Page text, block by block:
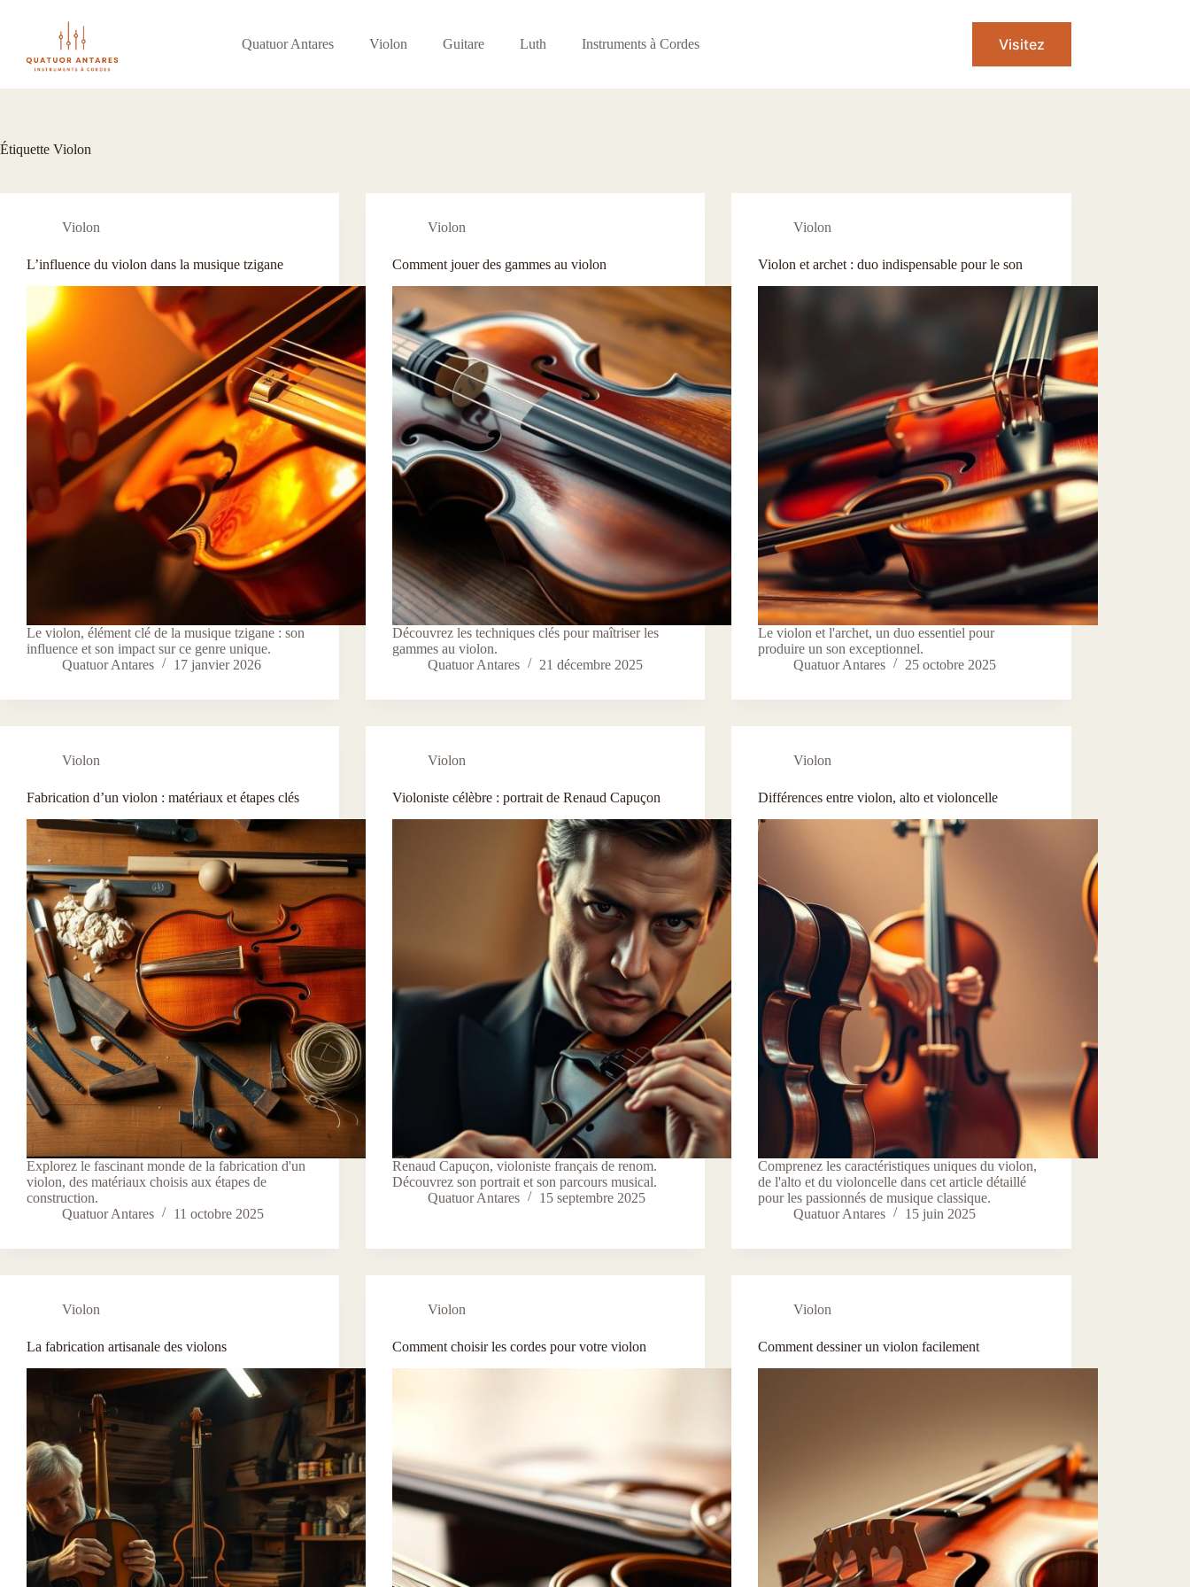
Quatuor Antares Violon Guitare Luth Instruments à Cordes Visitez
Étiquette Violon
Violon
L’influence du violon dans la musique tzigane
Le violon, élément clé de la musique tzigane : son
influence et son impact sur ce genre unique.
Quatuor Antares
17 janvier 2026
Violon
Comment jouer des gammes au violon
Découvrez les techniques clés pour maîtriser les
gammes au violon.
Quatuor Antares
21 décembre 2025
Violon
Violon et archet : duo indispensable pour le son
Le violon et l'archet, un duo essentiel pour
produire un son exceptionnel.
Quatuor Antares
25 octobre 2025
Violon
Fabrication d’un violon : matériaux et étapes clés
Explorez le fascinant monde de la fabrication d'un
violon, des matériaux choisis aux étapes de
construction.
Quatuor Antares
11 octobre 2025
Violon
Violoniste célèbre : portrait de Renaud Capuçon
Renaud Capuçon, violoniste français de renom.
Découvrez son portrait et son parcours musical.
Quatuor Antares
15 septembre 2025
Violon
Différences entre violon, alto et violoncelle
Comprenez les caractéristiques uniques du violon,
de l'alto et du violoncelle dans cet article détaillé
pour les passionnés de musique classique.
Quatuor Antares
15 juin 2025
Violon
La fabrication artisanale des violons
Violon
Comment choisir les cordes pour votre violon
Violon
Comment dessiner un violon facilement